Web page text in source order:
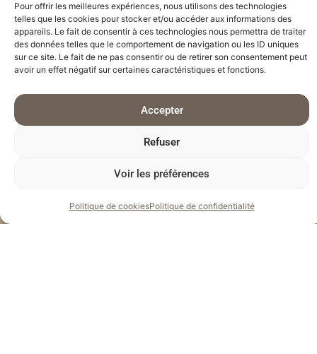
Pour offrir les meilleures expériences, nous utilisons des technologies
telles que les cookies pour stocker et/ou accéder aux informations des
appareils. Le fait de consentir à ces technologies nous permettra de traiter
des données telles que le comportement de navigation ou les ID uniques
sur ce site. Le fait de ne pas consentir ou de retirer son consentement peut
avoir un effet négatif sur certaines caractéristiques et fonctions.
Accepter
Refuser
Voir les préférences
Politique de cookiesPolitique de confidentialité